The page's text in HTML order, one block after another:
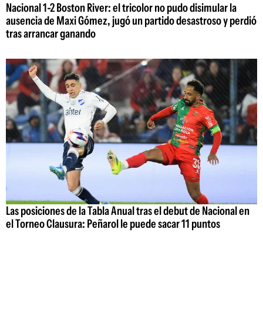
Nacional 1-2 Boston River: el tricolor no pudo disimular la
ausencia de Maxi Gómez, jugó un partido desastroso y perdió
tras arrancar ganando
Las posiciones de la Tabla Anual tras el debut de Nacional en
el Torneo Clausura: Peñarol le puede sacar 11 puntos